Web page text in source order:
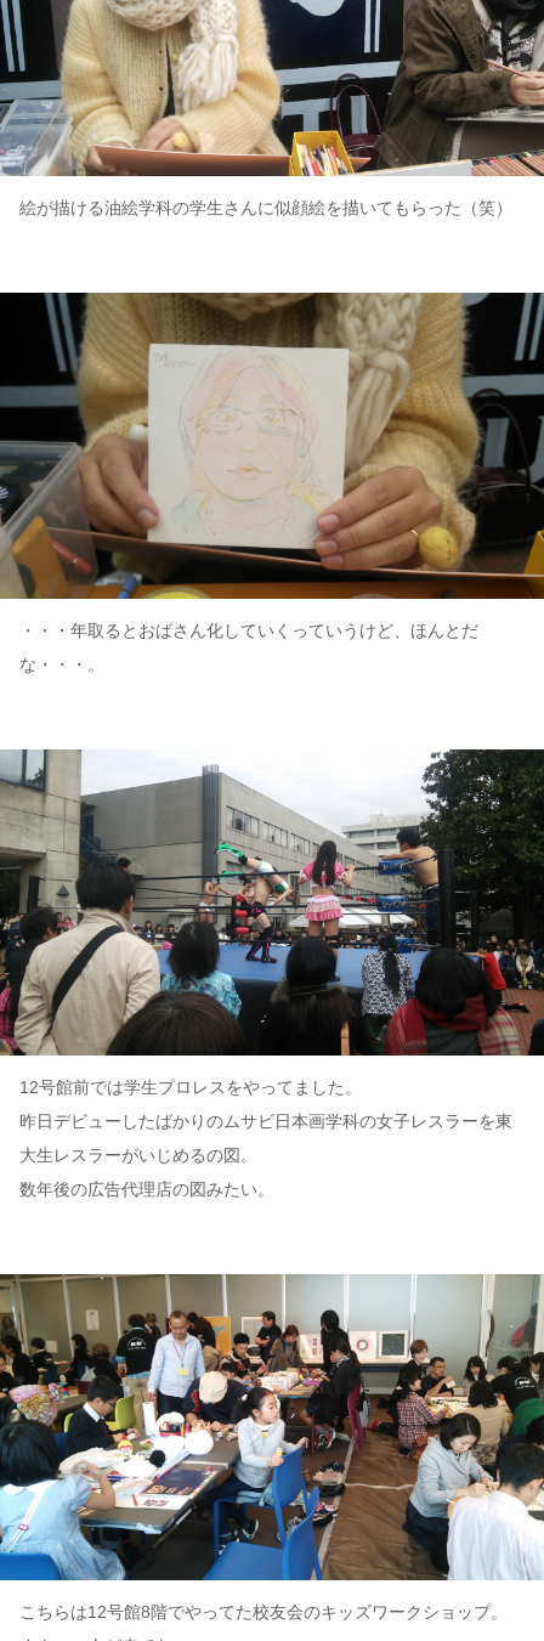
絵が描ける油絵学科の学生さんに似顔絵を描いてもらった（笑）
・・・年取るとおばさん化していくっていうけど、ほんとだ
な・・・。
12号館前では学生プロレスをやってました。
昨日デビューしたばかりのムサビ日本画学科の女子レスラーを東
大生レスラーがいじめるの図。
数年後の広告代理店の図みたい。
こちらは12号館8階でやってた校友会のキッズワークショップ。